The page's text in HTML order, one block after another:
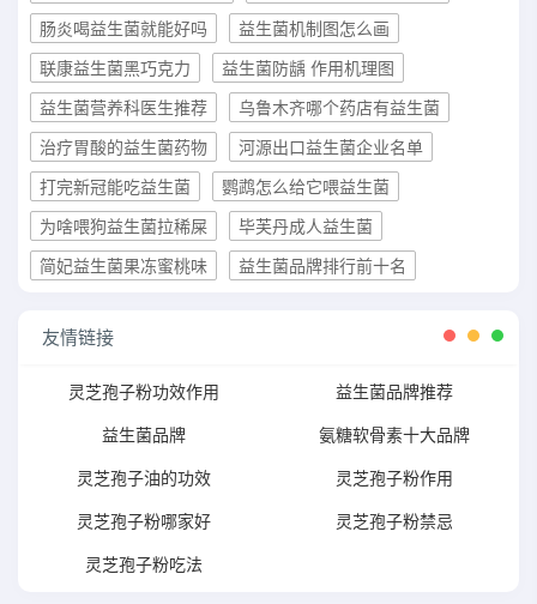
肠炎喝益生菌就能好吗
益生菌机制图怎么画
联康益生菌黑巧克力
益生菌防龋 作用机理图
益生菌营养科医生推荐
乌鲁木齐哪个药店有益生菌
治疗胃酸的益生菌药物
河源出口益生菌企业名单
打完新冠能吃益生菌
鹦鹉怎么给它喂益生菌
为啥喂狗益生菌拉稀屎
毕芙丹成人益生菌
简妃益生菌果冻蜜桃味
益生菌品牌排行前十名
友情链接
灵芝孢子粉功效作用 益生菌品牌推荐
益生菌品牌 氨糖软骨素十大品牌
灵芝孢子油的功效 灵芝孢子粉作用
灵芝孢子粉哪家好 灵芝孢子粉禁忌
灵芝孢子粉吃法